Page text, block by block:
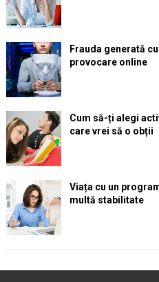
Frauda generată
provocare online
Cum să-ți alegi
care vrei să o obții
Viața cu un
multă stabilitate